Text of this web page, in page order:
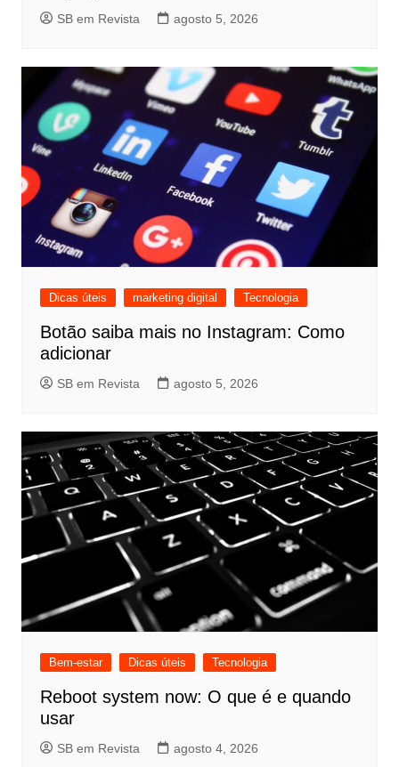
SB em Revista agosto 5, 2026
Dicas úteis marketing digital Tecnologia
Botão saiba mais no Instagram: Como
adicionar
SB em Revista agosto 5, 2026
Bem-estar Dicas úteis Tecnologia
Reboot system now: O que é e quando
usar
SB em Revista agosto 4, 2026